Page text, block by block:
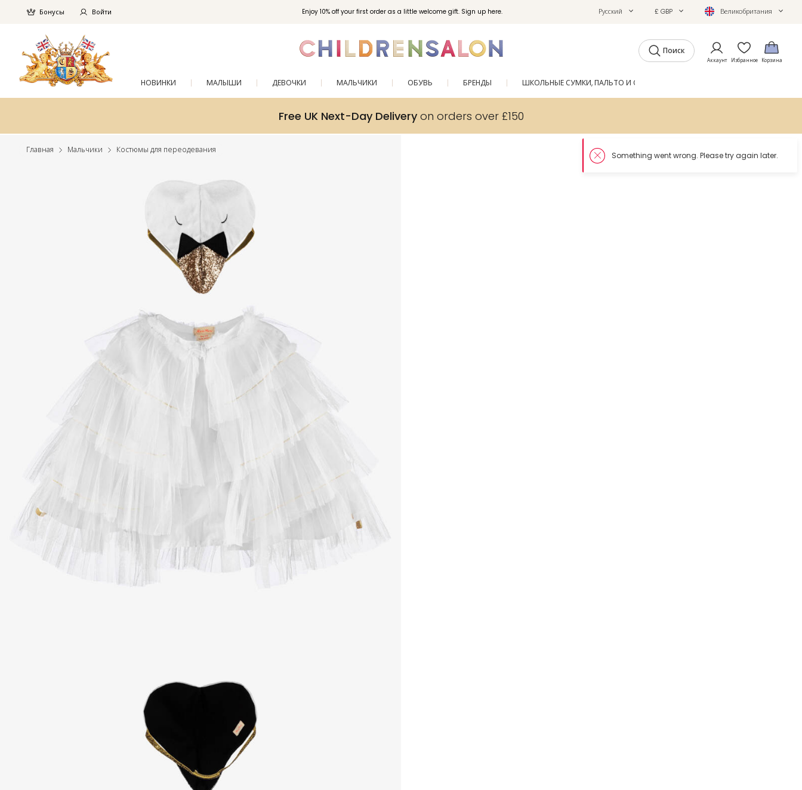
Enjoy 10% off your first order as a little welcome gift. Sign up here.
Бонусы Войти Русский £ GBP Великобритания
Поиск
Аккаунт Избранное Корзина
НОВИНКИ МАЛЫШИ ДЕВОЧКИ МАЛЬЧИКИ ОБУВЬ БРЕНДЫ ШКОЛЬНЫЕ СУМКИ, ПАЛЬТО И ОБУВЬ
Free UK Next-Day Deliveryon orders over £150
Главная Мальчики Костюмы для переодевания